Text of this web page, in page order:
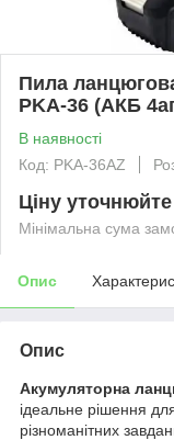
Пила
PKA-36 (АКБ
В наявності
Код: PKA-36AZ
Ціну уточнюйте
Мінімальна сума
Опис
Опис
Акумуляторна
ідеальне рішення
різноманітних